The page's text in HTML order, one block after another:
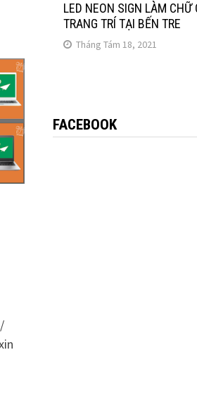
LED NEON SIGN LÀM CHỮ
TRANG TRÍ TẠI BẾN TRE
Tháng Tám 18, 2021
FACEBOOK